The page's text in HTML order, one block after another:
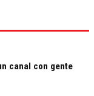
canal con gente